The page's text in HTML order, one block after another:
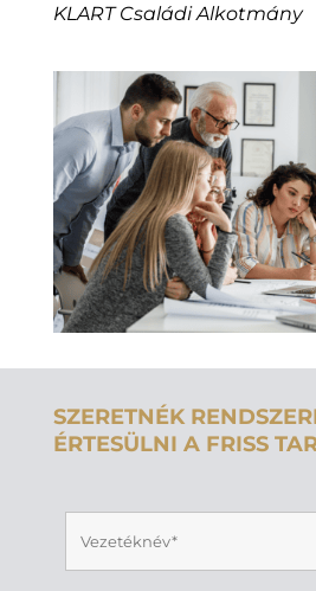
KLART Családi Alkotmány
SZERETNÉK
ÉRTESÜLNI A FRISS